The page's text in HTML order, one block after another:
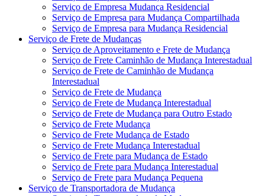
Serviço de Empresa Mudança Residencial
Serviço de Empresa para Mudança Compartilhada
Serviço de Empresa para Mudança Residencial
Serviço de Frete de Mudanças
Serviço de Aproveitamento e Frete de Mudança
Serviço de Frete Caminhão de Mudança Interestadual
Serviço de Frete de Caminhão de Mudança
Interestadual
Serviço de Frete de Mudança
Serviço de Frete de Mudança Interestadual
Serviço de Frete de Mudança para Outro Estado
Serviço de Frete Mudança
Serviço de Frete Mudança de Estado
Serviço de Frete Mudança Interestadual
Serviço de Frete para Mudança de Estado
Serviço de Frete para Mudança Interestadual
Serviço de Frete para Mudança Pequena
Serviço de Transportadora de Mudança